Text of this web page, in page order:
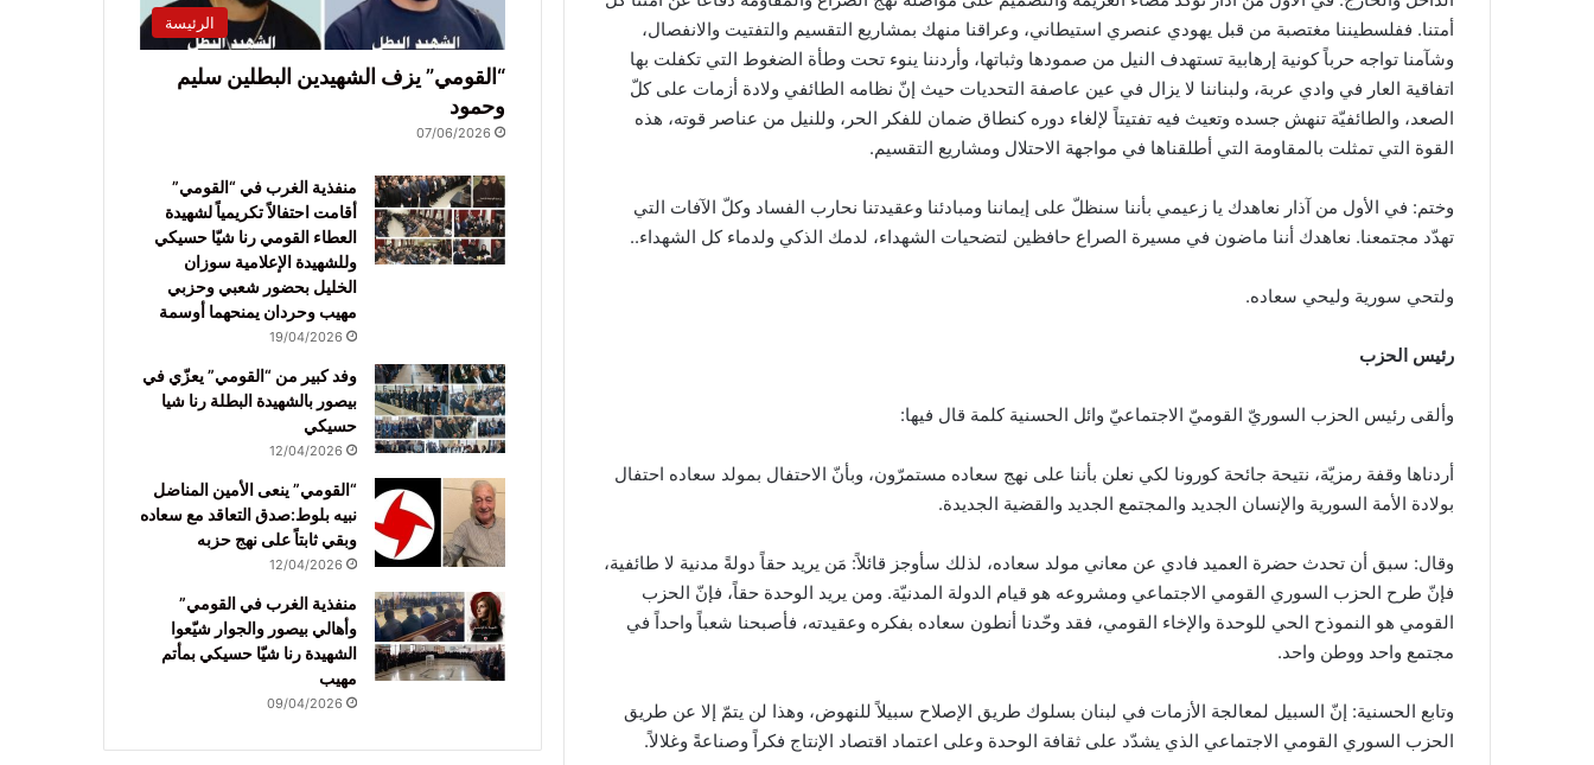
أمتنا. ففلسطيننا مغتصبة من قبل يهودي عنصري استيطاني، وعراقنا منهك بمشاريع التقسيم والتفتيت والانفصال،
وشآمنا تواجه حرباً كونية إرهابية تستهدف النيل من صمودها وثباتها، وأردننا ينوء تحت وطأة الضغوط التي تكفلت بها
اتفاقية العار في وادي عربة، ولبناننا لا يزال في عين عاصفة التحديات حيث إنّ نظامه الطائفي ولادة أزمات على كلّ
الصعد، والطائفيّة تنهش جسده وتعيث فيه تفتيتاً لإلغاء دوره كنطاق ضمان للفكر الحر، وللنيل من عناصر قوته، هذه
القوة التي تمثلت بالمقاومة التي أطلقناها في مواجهة الاحتلال ومشاريع التقسيم.
وختم: في الأول من آذار نعاهدك يا زعيمي بأننا سنظلّ على إيماننا ومبادئنا وعقيدتنا نحارب الفساد وكلّ الآفات التي
تهدّد مجتمعنا. نعاهدك أننا ماضون في مسيرة الصراع حافظين لتضحيات الشهداء، لدمك الذكي ولدماء كل الشهداء..
ولتحي سورية وليحي سعاده.
رئيس الحزب
وألقى رئيس الحزب السوريّ القوميّ الاجتماعيّ وائل الحسنية كلمة قال فيها:
أردناها وقفة رمزيّة، نتيحة جائحة كورونا لكي نعلن بأننا على نهج سعاده مستمرّون، وبأنّ الاحتفال بمولد سعاده احتفال
بولادة الأمة السورية والإنسان الجديد والمجتمع الجديد والقضية الجديدة.
وقال: سبق أن تحدث حضرة العميد فادي عن معاني مولد سعاده، لذلك سأوجز قائلاً: مَن يريد حقاً دولةً مدنية لا طائفية،
فإنّ طرح الحزب السوري القومي الاجتماعي ومشروعه هو قيام الدولة المدنيّة. ومن يريد الوحدة حقاً، فإنّ الحزب
القومي هو النموذح الحي للوحدة والإخاء القومي، فقد وحّدنا أنطون سعاده بفكره وعقيدته، فأصبحنا شعباً واحداً في
مجتمع واحد ووطن واحد.
وتابع الحسنية: إنّ السبيل لمعالجة الأزمات في لبنان بسلوك طريق الإصلاح سبيلاً للنهوض، وهذا لن يتمّ إلا عن طريق
الحزب السوري القومي الاجتماعي الذي يشدّد على ثقافة الوحدة وعلى اعتماد اقتصاد الإنتاج فكراً وصناعةً وغلالاً.
الرئيسة
“القومي” يزف الشهيدين البطلين سليم
وحمود
07/06/2026
منفذية الغرب في “القومي”
أقامت احتفالاً تكريمياً لشهيدة
العطاء القومي رنا شيّا حسيكي
وللشهيدة الإعلامية سوزان
الخليل بحضور شعبي وحزبي
مهيب وحردان يمنحهما أوسمة
19/04/2026
وفد كبير من “القومي” يعزّي في
بيصور بالشهيدة البطلة رنا شيا
حسيكي
12/04/2026
“القومي” ينعى الأمين المناضل
نبيه بلوط:صدق التعاقد مع سعاده
وبقي ثابتاً على نهج حزبه
12/04/2026
منفذية الغرب في القومي”
وأهالي بيصور والجوار شيّعوا
الشهيدة رنا شيّا حسيكي بمأتم
مهيب
09/04/2026